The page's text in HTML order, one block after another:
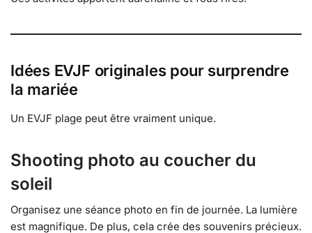
Idées EVJF originales pour surprendre
la mariée
Un EVJF plage peut être vraiment unique.
Shooting photo au coucher du
soleil
Organisez une séance photo en fin de journée. La lumière
est magnifique. De plus, cela crée des souvenirs précieux.